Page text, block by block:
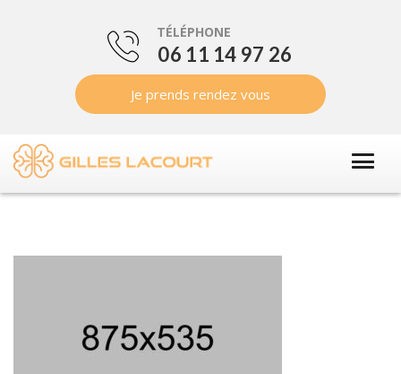
TÉLÉPHONE
06 11 14 97 26
Je prends rendez vous